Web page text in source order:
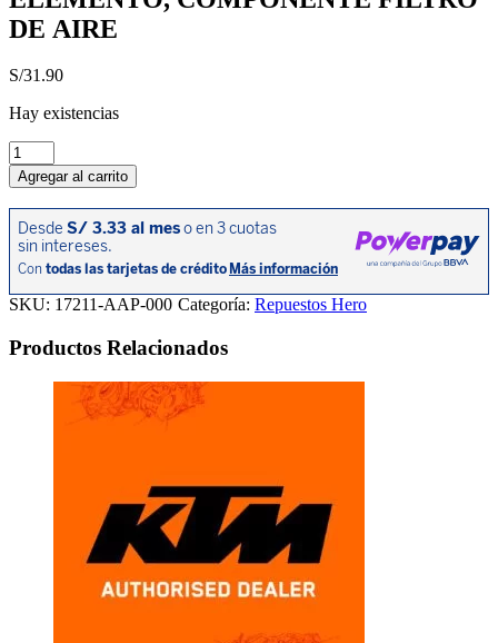
DE AIRE
S/31.90
Hay existencias
ELEMENTO,
COMPONENTE
FILTRO
DE
AIRE
cantidad
Agregar al carrito
SKU: 17211-AAP-000 Categoría: Repuestos Hero
Productos Relacionados